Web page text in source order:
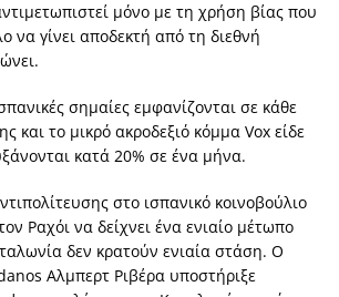
μόνο με τη χρήση βίας που
να γίνει αποδεκτή από τη διεθνή
σημαίες εμφανίζονται σε κάθε
και το μικρό ακροδεξιό κόμμα Vox είδε
κατά 20% σε ένα μήνα.
στο ισπανικό κοινοβούλιο
Ραχόι να δείχνει ένα ενιαίο μέτωπο
δεν κρατούν ενιαία στάση. Ο
Αλμπερτ Ριβέρα υποστήριξε